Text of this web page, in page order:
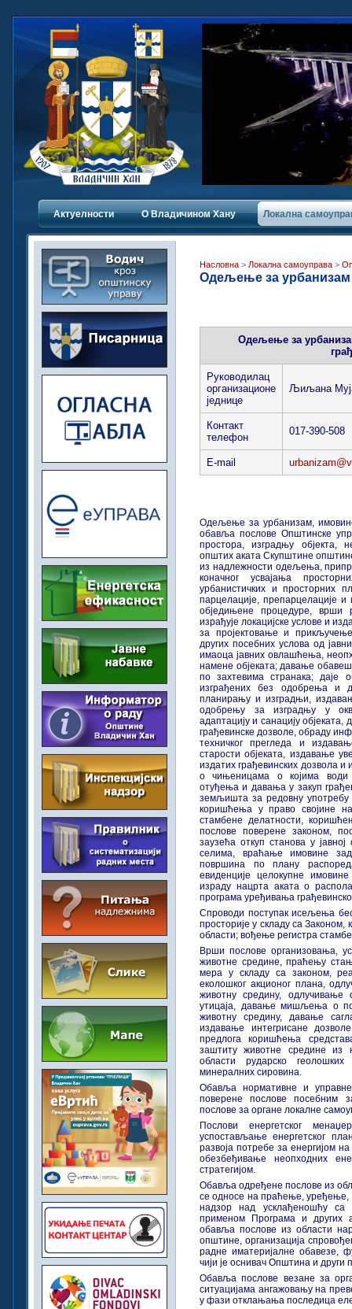
Актуелности О Владичинoм Хану Локална
Насловна > Локална самоуправа >
Одељење за урбанизам
Одељење за
Руководилац
организационе
једнице
Љиљана
Контакт
телефон
017-390-508
E-mail
Одељење за урбанизам,
обавља послове Општинске
простора, изградњу објекта,
општих аката Скупштине
из надлежности одељења,
коначног усвајања
урбанистичких и просторних
парцелације, препарцелације и
обједињене процедуре, врши
израђује локацијске услове и
за пројектовање и
других посебних услова од
имаоца јавних овлашћења,
намене објеката; давање
по захтевима странака; даје
изграђених без одобрења и
планирању и изградњи,
одобрењу за изградњу у
адаптацију и санацију
грађевинске дозволе, обраду
техничког прегледа и
старости објеката, издавање
издатих грађевинских дозвола
о чињеницама о којима води
отуђења и давања у закуп
земљишта за редовну
коришћења у право својине
стамбене делатности,
послове поверене законом,
заузећа откуп станова у
селима, враћање имовине
површина по плану
евиденције целокупне
израду нацрта аката о
програма уређивања
Спроводи поступак исељења
просторије у складу са Законом,
области; вођење регистра
Врши послове организовања,
животне средине, праћењу
мера у складу са законом,
еколошког акционог плана,
животну средину,
утицаја, давање мишљења о
животну средину, давање
издавање интегрисане
предлога коришћења
заштиту животне средине из
области рударско
минералних сировина.
Обавља нормативне и
поверене послове посебним
послове за органе локалне
Послови енергетског
успостављање енергетског
развоја потребе за енергијом
обезбеђивање неопходних
стратегијом.
Обавља одређене послове из
се односе на праћење, уређење,
надзор над усклађеношћу
применом Програма и других
обавља послове из области
општине, организација
радне иматеријалне обавезе,
чији је оснивач Општина и други
Обавља послове везане за
ситуацијама ангажовању на
у фази отклањања последица